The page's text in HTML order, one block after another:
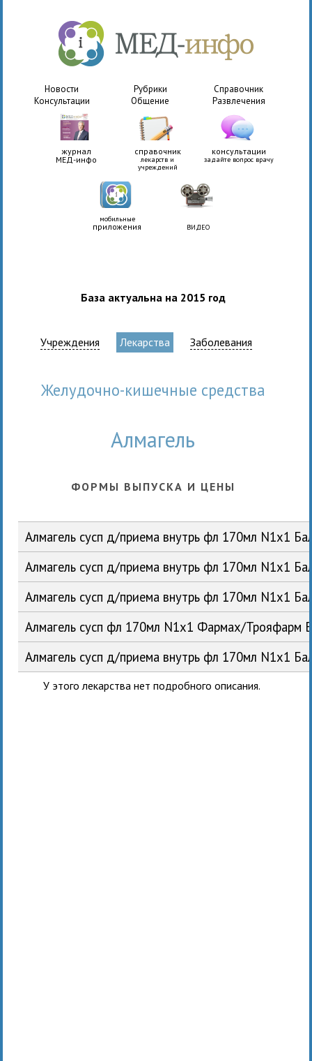
Новости Рубрики
Справочник
Консультации
Общение Развлечения
журнал
МЕД-инфо
справочник
лекарств и
учреждений
консультации
задайте вопрос врачу
мобильные
приложения ВИДЕО
База актуальна на 2015 год
Учреждения Лекарства Заболевания
Желудочно-кишечные средства
Алмагель
ФОРМЫ ВЫПУСКА И ЦЕНЫ
Алмагель сусп д/приема внутрь фл 170мл N1x1
Алмагель сусп д/приема внутрь фл 170мл N1x1
Алмагель сусп д/приема внутрь фл 170мл N1x1
Алмагель сусп фл 170мл N1x1 Фармах/Трояфарм
Алмагель сусп д/приема внутрь фл 170мл N1x1
У этого лекарства нет подробного описания.